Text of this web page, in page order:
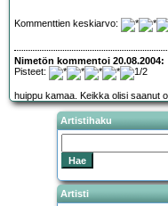
Kommenttien keskiarvo:
Nimetön kommentoi 20.08.2004:
Pisteet:
huippu kamaa. Keikka olisi saanut
Artistihaku
Artisti